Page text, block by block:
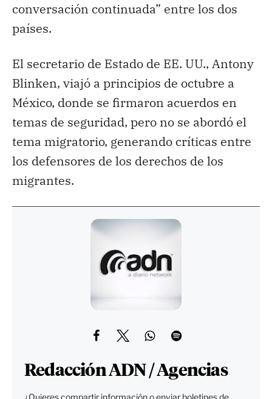
conversación continuada” entre los dos
países.
El secretario de Estado de EE. UU., Antony
Blinken, viajó a principios de octubre a
México, donde se firmaron acuerdos en
temas de seguridad, pero no se abordó el
tema migratorio, generando críticas entre
los defensores de los derechos de los
migrantes.
Redacción ADN / Agencias